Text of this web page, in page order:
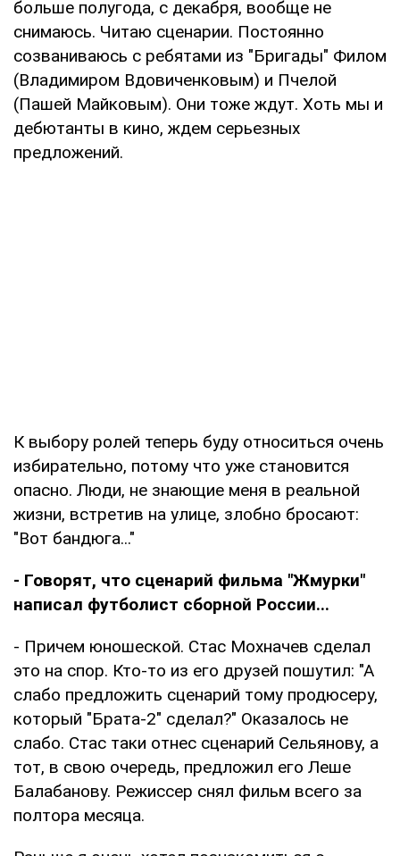
больше полугода, с декабря, вообще не
снимаюсь. Читаю сценарии. Постоянно
созваниваюсь с ребятами из "Бригады" Филом
(Владимиром Вдовиченковым) и Пчелой
(Пашей Майковым). Они тоже ждут. Хоть мы и
дебютанты в кино, ждем серьезных
предложений.
К выбору ролей теперь буду относиться очень
избирательно, потому что уже становится
опасно. Люди, не знающие меня в реальной
жизни, встретив на улице, злобно бросают:
"Вот бандюга..."
- Говорят, что сценарий фильма "Жмурки"
написал футболист сборной России...
- Причем юношеской. Стас Мохначев сделал
это на спор. Кто-то из его друзей пошутил: "А
слабо предложить сценарий тому продюсеру,
который "Брата-2" сделал?" Оказалось не
слабо. Стас таки отнес сценарий Сельянову, а
тот, в свою очередь, предложил его Леше
Балабанову. Режиссер снял фильм всего за
полтора месяца.